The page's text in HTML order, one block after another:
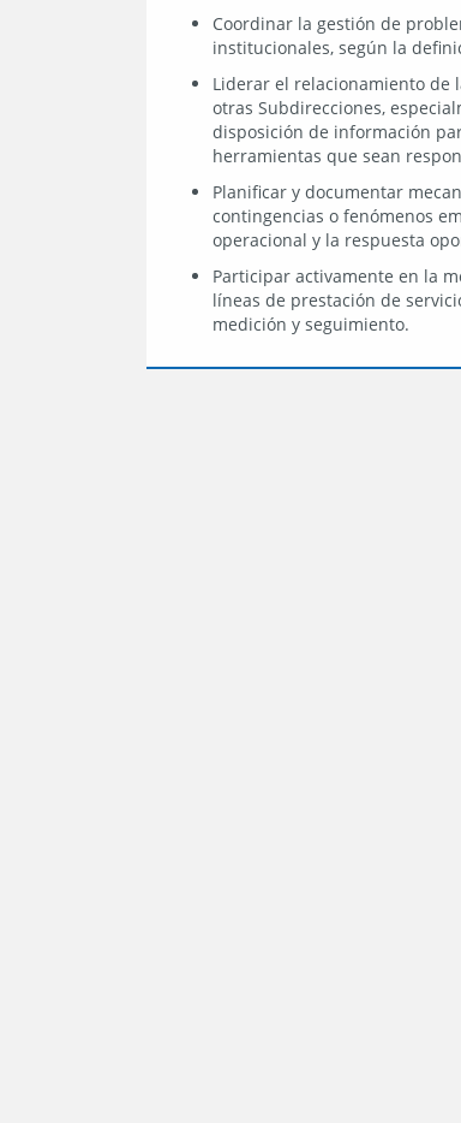
Coordinar la gestión de
institucionales, según la
Liderar el relacionamiento de
otras Subdirecciones,
disposición de información
herramientas que sean
Planificar y documentar
contingencias o fenómenos
operacional y la respuesta
Participar activamente en la
líneas de prestación de
medición y seguimiento.